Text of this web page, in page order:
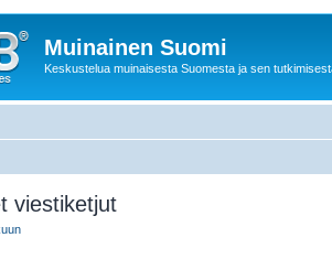
Muinainen Suomi
Keskustelua muinaisesta Suomesta ja sen
viestiketjut